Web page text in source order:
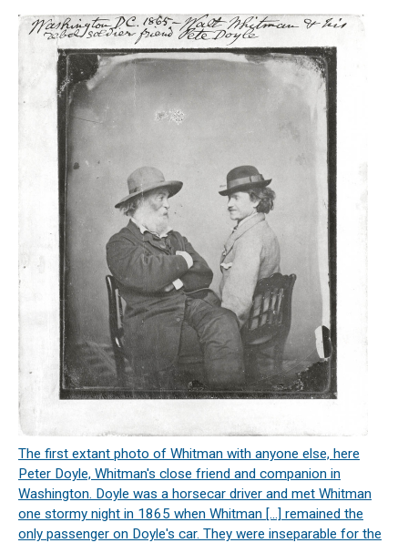
The first extant photo of Whitman with anyone else, here
Peter Doyle, Whitman's close friend and companion in
Washington. Doyle was a horsecar driver and met Whitman
one stormy night in 1865 when Whitman [...] remained the
only passenger on Doyle's car. They were inseparable for the